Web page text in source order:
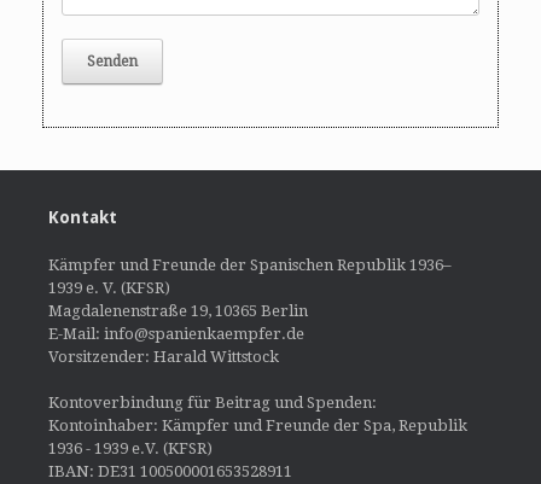
Kontakt
Kämpfer und Freunde der Spanischen Republik 1936–
1939 e. V. (KFSR)
Magdalenenstraße 19, 10365 Berlin
E-Mail: info@spanienkaempfer.de
Vorsitzender: Harald Wittstock
Kontoverbindung für Beitrag und Spenden:
Kontoinhaber: Kämpfer und Freunde der Spa, Republik
1936 - 1939 e.V. (KFSR)
IBAN: DE31 100500001653528911